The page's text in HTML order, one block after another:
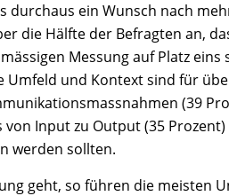
durchaus ein Wunsch nach
die Hälfte der Befragten an,
Messung auf Platz eins
und Kontext sind für
(39
Input zu Output (35
werden sollten.
geht, so führen die meisten